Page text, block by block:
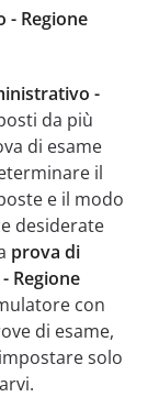
- Regione
-
da più
di esame
il
e il modo
desiderate
prova di
Regione
con
di esame,
solo